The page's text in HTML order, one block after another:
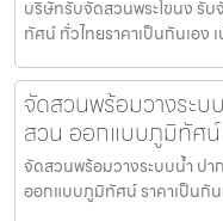
บริษัทรับจัดสวนพระโขนง รั
ทัศน์ ทั่วไทยราคาเป็นกันเอ
จัดสวนพร้อมวางระ
สวน ออกแบบภูมิทัศ
จัดสวนพร้อมวางระบบน้ำ ป
ออกแบบภูมิทัศน์ ราคาเป็นกั